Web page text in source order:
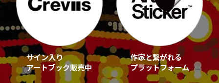
サイン入り
アートブック販売中
作家と繋がれる
プラットフォーム